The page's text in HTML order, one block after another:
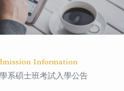
Information
系碩士班考試入學公告